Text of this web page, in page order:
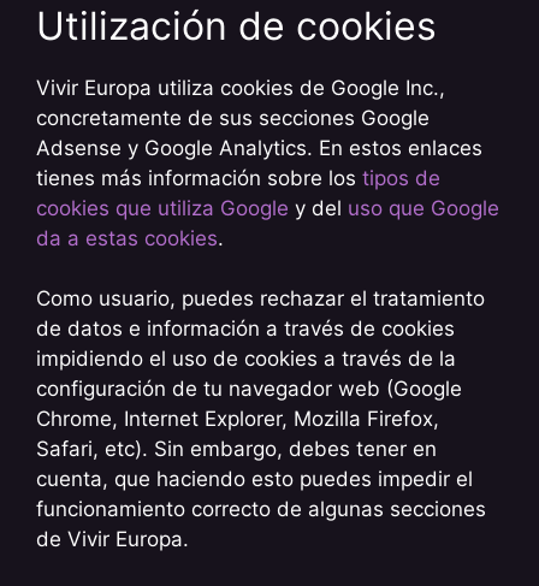
Utilización de cookies
Vivir Europa utiliza cookies de Google Inc.,
concretamente de sus secciones Google
Adsense y Google Analytics. En estos enlaces
tienes más información sobre los tipos de
cookies que utiliza Google y del uso que Google
da a estas cookies.
Como usuario, puedes rechazar el tratamiento
de datos e información a través de cookies
impidiendo el uso de cookies a través de la
configuración de tu navegador web (Google
Chrome, Internet Explorer, Mozilla Firefox,
Safari, etc). Sin embargo, debes tener en
cuenta, que haciendo esto puedes impedir el
funcionamiento correcto de algunas secciones
de Vivir Europa.